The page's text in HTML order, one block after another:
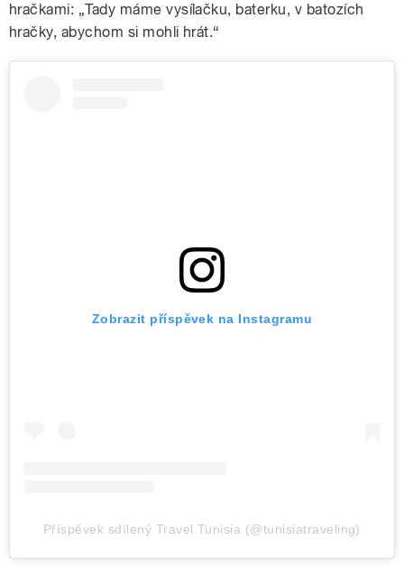
hračkami: „Tady máme vysílačku, baterku, v batozích
hračky, abychom si mohli hrát.“
Zobrazit příspěvek na Instagramu
Příspěvek sdílený Travel Tunisia (@tunisiatraveling)